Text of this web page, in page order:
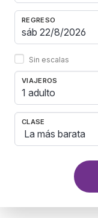
REGRESO
Sin escalas
VIAJEROS
1 adulto
CLASE